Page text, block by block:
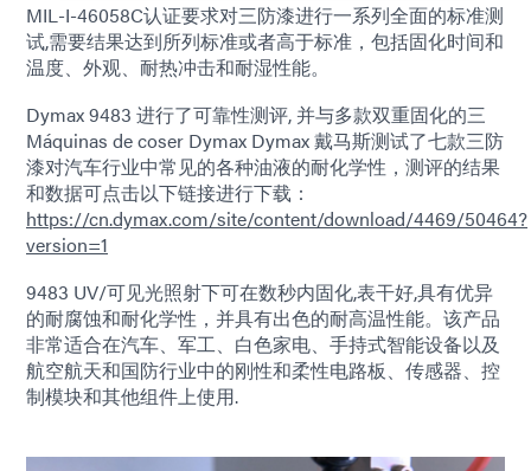
MIL-I-46058C认证要求对三防漆进行一系列全面的标准测
试,需要结果达到所列标准或者高于标准，包括固化时间和
温度、外观、耐热冲击和耐湿性能。
Dymax 9483 进行了可靠性测评, 并与多款双重固化的三
Máquinas de coser Dymax Dymax 戴马斯测试了七款三防
漆对汽车行业中常见的各种油液的耐化学性，测评的结果
和数据可点击以下链接进行下载：
https://cn.dymax.com/site/content/download/4469/50464?
version=1
9483 UV/可见光照射下可在数秒内固化,表干好,具有优异
的耐腐蚀和耐化学性，并具有出色的耐高温性能。该产品
非常适合在汽车、军工、白色家电、手持式智能设备以及
航空航天和国防行业中的刚性和柔性电路板、传感器、控
制模块和其他组件上使用.